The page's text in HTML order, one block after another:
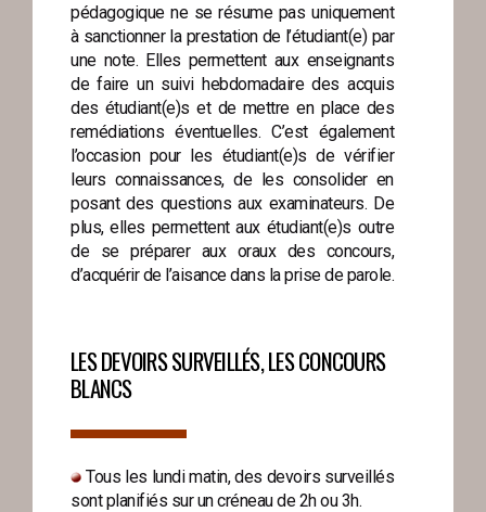
pédagogique ne se résume pas uniquement
à sanctionner la prestation de l’étudiant(e) par
une note. Elles permettent aux enseignants
de faire un suivi hebdomadaire des acquis
des étudiant(e)s et de mettre en place des
remédiations éventuelles. C’est également
l’occasion pour les étudiant(e)s de vérifier
leurs connaissances, de les consolider en
posant des questions aux examinateurs. De
plus, elles permettent aux étudiant(e)s outre
de se préparer aux oraux des concours,
d’acquérir de l’aisance dans la prise de parole.
LES DEVOIRS SURVEILLÉS, LES CONCOURS
BLANCS
▬▬▬▬
Tous les lundi matin, des devoirs surveillés
sont planifiés sur un créneau de 2h ou 3h.